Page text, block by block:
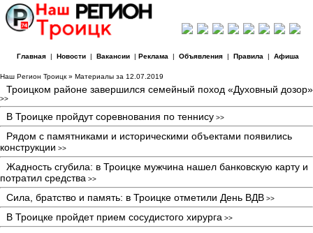
Главная| Новости| Вакансии| Реклама | Объявления| Правила | Афиша
Наш Регион Троицк » Материалы за 12.07.2019
Троицком районе завершился семейный поход «Духовный дозор»
>>
В Троицке пройдут соревнования по теннису >>
Рядом с памятниками и историческими объектами появились
конструкции >>
Жадность сгубила: в Троицке мужчина нашел банковскую карту и
потратил средства >>
Сила, братство и память: в Троицке отметили День ВДВ >>
В Троицке пройдет прием сосудистого хирурга >>